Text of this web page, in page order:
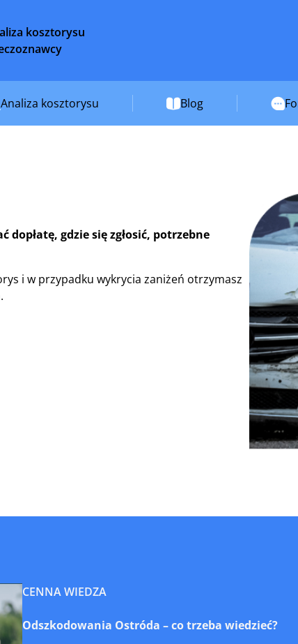
kosztorysu
Analiza kosztorysu Blog
gdzie się zgłosić, potrzebne
i w przypadku wykrycia zaniżeń otrzymasz
CENNA WIEDZA
Odszkodowania Ostróda – co trzeba wiedzieć?